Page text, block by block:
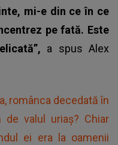
mi-e din ce în ce
pe fată. Este
a spus Alex
românca decedată în
valul uriaș? Chiar
ei era la oamenii